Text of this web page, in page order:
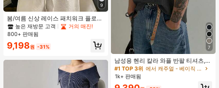
9
봄/여름 신상 레이스 패치워크 플로럴
트림 소프트 니트 가디건 경량 재킷 탑
여성용, 코티지코어 옐로우
높은 재방문 고객
거의 매진!
800+ 판매됨
9,198원 -31% 7
남성용 헨리 칼라 와플 반팔 티셔츠,
가볍고 통기성이 좋은 기본 티, 미국
미니멀리스트 스타일, 모든 계절에 적
#1 TOP 3위
에서 캐주얼 - 베이직 남성 상의
1k+ 판매됨